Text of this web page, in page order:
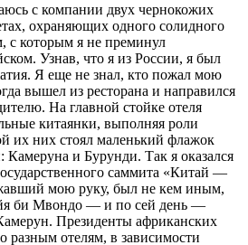
с компании двух чернокожих
охраняющих одного солидного
с которым я не преминул
Узнав, что я из России, я был
Я еще не знал, кто пожал мою
вышел из ресторана и направился
На главной стойке отеля
китаянки, выполняя роли
их них стоял маленький флажок
Камеруна и Бурунди. Так я оказался
саммита «Китай —
мою руку, был не кем иным,
би Мвондо — и по сей день —
Президенты африканских
разным отелям, в зависимости